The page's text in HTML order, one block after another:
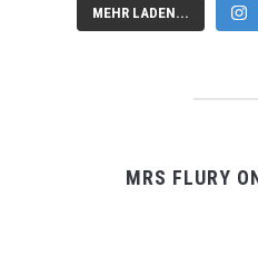
MEHR LADEN...
MRS FLURY